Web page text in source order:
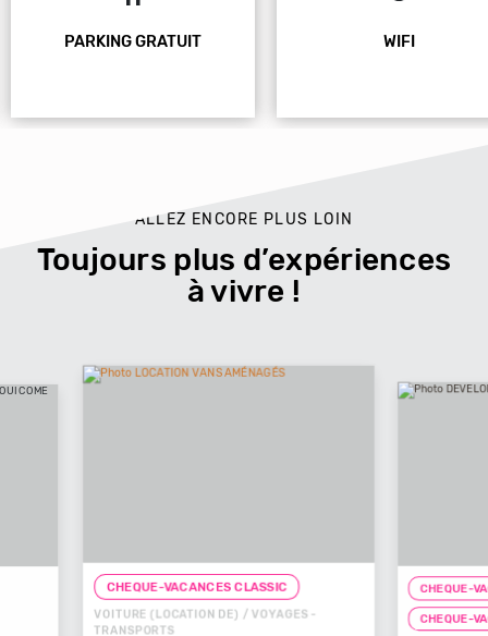
WIFI PISCINE
ALLEZ ENCORE PLUS LOIN
Toujours plus d’expériences
à vivre !
CHEQUE-VACANCES CLASSIC
CHEQUE-VACANCES CONNECT